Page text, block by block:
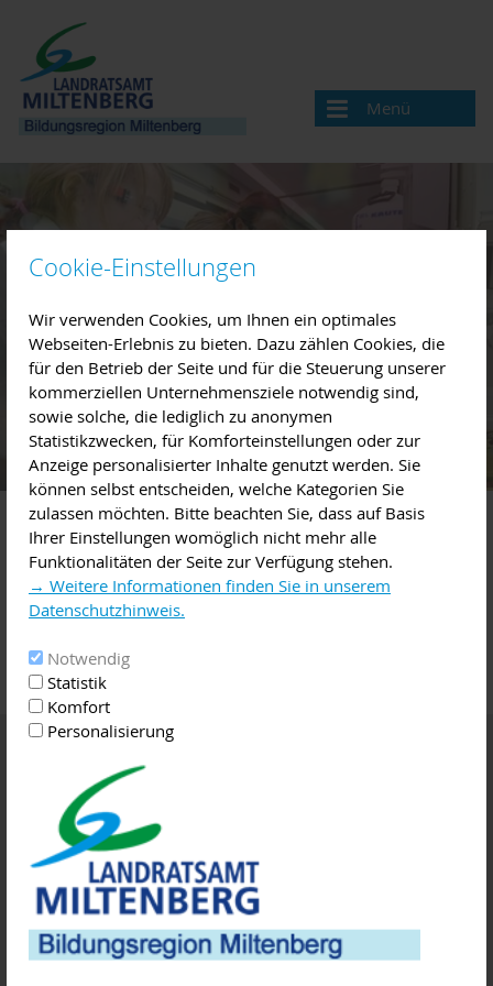
Cookie-Einstellungen
Wir verwenden Cookies, um Ihnen ein optimales
Webseiten-Erlebnis zu bieten. Dazu zählen Cookies, die
für den Betrieb der Seite und für die Steuerung unserer
kommerziellen Unternehmensziele notwendig sind,
sowie solche, die lediglich zu anonymen
Statistikzwecken, für Komforteinstellungen oder zur
Anzeige personalisierter Inhalte genutzt werden. Sie
können selbst entscheiden, welche Kategorien Sie
zulassen möchten. Bitte beachten Sie, dass auf Basis
Ihrer Einstellungen womöglich nicht mehr alle
Funktionalitäten der Seite zur Verfügung stehen.
→ Weitere Informationen finden Sie in unserem
Datenschutzhinweis.
Notwendig
Statistik
Komfort
Personalisierung
Menü
Bildungsregion
Aktuelles
Veranstaltungen / Termine
Veranstaltung melden
Landkreis Miltenberg
Bildungsregionen in Bayern
Angebote & Projekte
Ansprechpartner
Newsletter "BILDUNG im Landkreis Miltenberg"
Bildung und Beratung für Neuzugewanderte
Bildungsangebote und Einrichtungen
Berufsorientierung
Bildungsmonitoring
Veranstaltungen / Termine
Veranstaltungen im iCal-Format abonnieren
Kontakt
Landratsamt Miltenberg - Bildungskoordination
Brückenstraße 2
63897Miltenberg
09371 501-401
info@lra-mil.de